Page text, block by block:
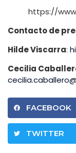
https://
Contacto de
Hilde Viscarra:
Cecilia
FACEBOOK
TWITTER